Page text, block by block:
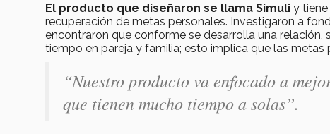
El producto que diseñaron se llama Simuli y
recuperación de metas personales. Investigaron a
encontraron que conforme se desarrolla una
tiempo en pareja y familia; esto implica que las metas
“Nuestro producto va enfocado a
que tienen mucho tiempo a solas”.